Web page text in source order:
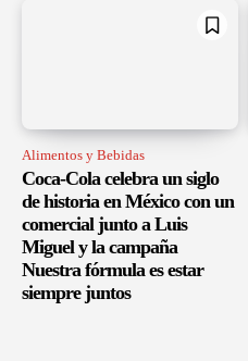
Alimentos y Bebidas
Coca-Cola celebra un siglo
de historia en México con un
comercial junto a Luis
Miguel y la campaña
Nuestra fórmula es estar
siempre juntos